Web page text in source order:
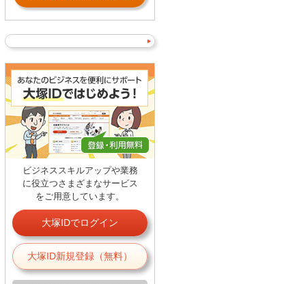
ビジネススキルアップや業務
に役立つさまざまなサービス
をご用意しています。
大塚IDでログイン
大塚ID新規登録（無料）